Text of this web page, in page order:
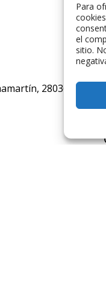
Para
el
sitio.
28036 Madrid,